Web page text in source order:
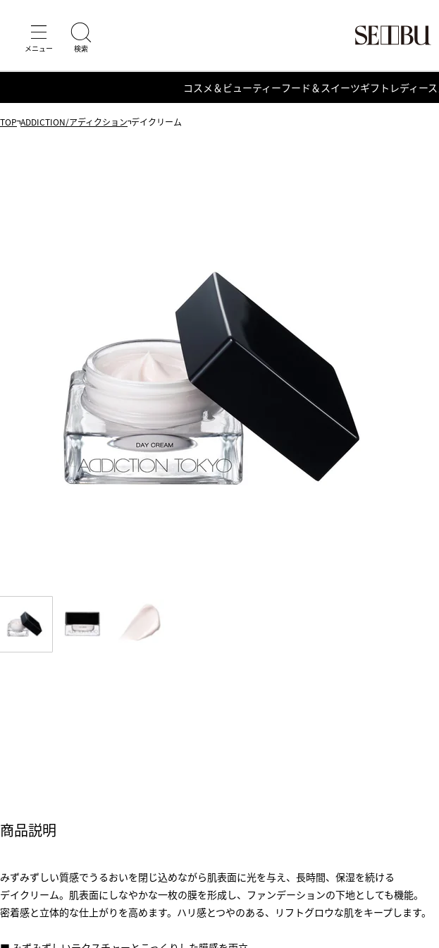
コスメ＆ビューティーフード＆スイーツギフト レディース
TOP ADDICTION/アディクション デイクリーム
商品説明
みずみずしい質感でうるおいを閉じ込めながら肌表面に光を与え、長時間、保湿を続ける
デイクリーム。肌表面にしなやかな一枚の膜を形成し、ファンデーションの下地としても機能。
密着感と立体的な仕上がりを高めます。ハリ感とつやのある、リフトグロウな肌をキープします。